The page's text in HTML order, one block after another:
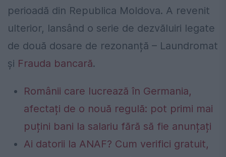
perioadă din Republica Moldova. A revenit
ulterior, lansând o serie de dezvăluiri legate
de două dosare de rezonanță – Laundromat
și Frauda bancară.
Românii care lucrează în Germania,
afectați de o nouă regulă: pot primi mai
puțini bani la salariu fără să fie anunțați
Ai datorii la ANAF? Cum verifici gratuit,